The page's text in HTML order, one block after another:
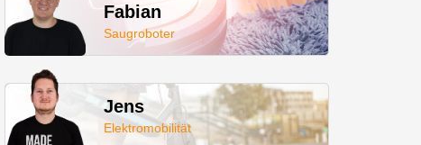
Fabian
Saugroboter
Jens
Elektromobilität